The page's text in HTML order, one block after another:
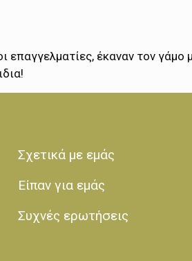
επαγγελματίες, έκαναν τον
Σχετικά με εμάς
Είπαν για εμάς
Συχνές ερωτήσεις